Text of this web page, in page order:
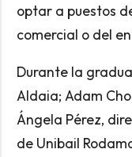
optar a puestos
comercial o del
Durante la
Aldaia; Adam
Ángela Pérez,
de Unibail